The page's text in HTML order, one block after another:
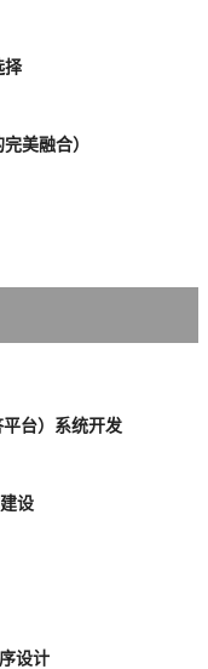
择
美融合）
台）系统开发
设
设计